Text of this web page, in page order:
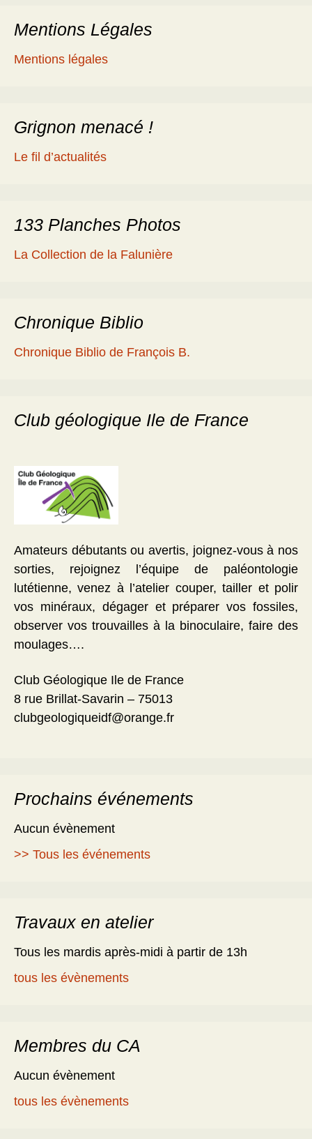
des
articles
Mentions Légales
Mentions légales
Grignon menacé !
Le fil d’actualités
133 Planches Photos
La Collection de la Falunière
Chronique Biblio
Chronique Biblio de François B.
Club géologique Ile de France
Amateurs débutants ou avertis, joignez-vous à nos
sorties, rejoignez l’équipe de paléontologie
lutétienne, venez à l’atelier couper, tailler et polir
vos minéraux, dégager et préparer vos fossiles,
observer vos trouvailles à la binoculaire, faire des
moulages….
Club Géologique Ile de France
8 rue Brillat-Savarin – 75013
clubgeologiqueidf@orange.fr
Prochains événements
Aucun évènement
>> Tous les événements
Travaux en atelier
Tous les mardis après-midi à partir de 13h
tous les évènements
Membres du CA
Aucun évènement
tous les évènements